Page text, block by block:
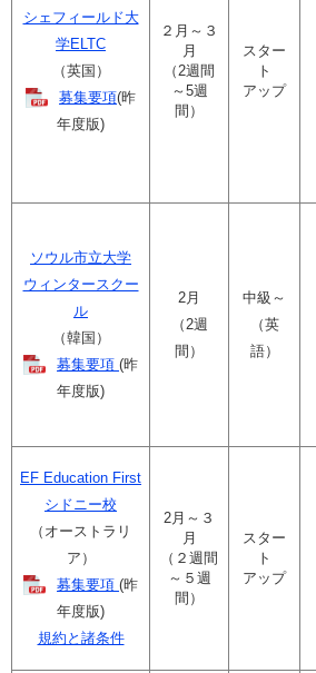
シェフィールド大
学ELTC
（英国）
募集要項​(昨
年度版)
２月～３
月
（2週間
～5週
間）
スター
ト
アップ
ソウル市立大学
ウィンタースクー
ル
（韓国）
募集要項 (昨
年度版)​
2月
（2週
間）
中級～
（英
語）
EF Education First
シドニー校
（オーストラリ
ア）
募集要項 (昨
年度版)
規約と諸条件
2月～３
月
（２週間
～５週
間）
スター
ト
アップ